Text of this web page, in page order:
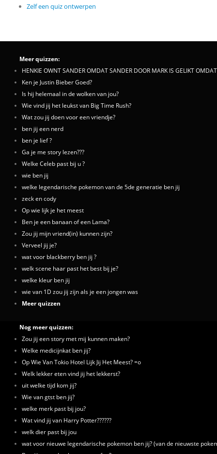
Zelf een quiz ontwerpen
Meer quizzen:
HENKIE OWNT SANDER OMDAT SANDER DOOR MARK IS GELIKT
Ken je Justin Bieber Goed?
Is hij helemaal in de wolken van jou?
Wie vind jij het leukst van Big Time Rush?
Wat zou jij doen voor een vriendje?
ben jij een nerd
ben je lief ?
Ga je me story lezen???
Welke Celeb past bij u ?
wie ben jij
welke legendarische pokemon van de 5de generatie ben jij
zeck en cody
Op wie lijk je het meest
Ben je een banaan of een Lama?
Zou jij mijn vriend(in) kunnen zijn?
Verveel jij je?
wat voor blackberry ben jij ?
welk scene haar past het best bij je?
welke kleur ben jij
wie van 1D zou jij zijn als je een jongen was
Meer quizzen
Nog meer quizzen:
Zou jij een story met mij kunnen maken?
Welke medicijnkat ben jij?
Op Wie Van Tokio Hotel Lijk Jij Het Meest? =o
Welk lekker eten vind jij het lekkerst?
uit welke tijd kom jij?
Wie van gtst ben jij?
welke merk past bij jou?
Wat vind jij van Harry Potter??????
welk dier past bij jou
wat voor nieuwe legendarische pokemon ben jij? (van de nieuwste